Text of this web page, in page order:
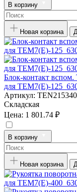
В корзину
Новая корзина
Блок-контакт
для TEM7(E)-
Артикул: TEN215340
Складская
Цена: 1 801.74 ₽
В корзину
Новая корзина